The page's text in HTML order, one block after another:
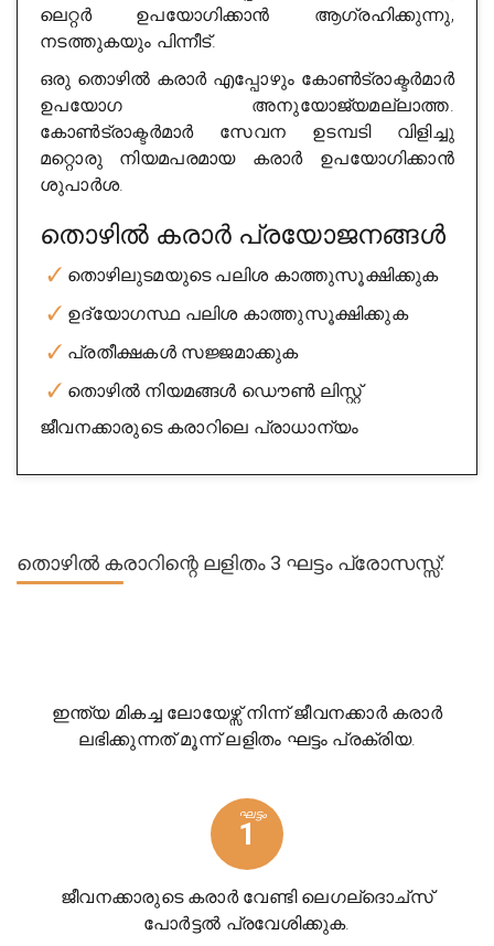
ലെറ്റർ ഉപയോഗിക്കാൻ ആഗ്രഹിക്കുന്നു,
നടത്തുകയും പിന്നീട്.
ഒരു തൊഴിൽ കരാർ എപ്പോഴും കോൺട്രാക്ടർമാർ
ഉപയോഗ അനുയോജ്യമല്ലാത്ത.
കോൺട്രാക്ടർമാർ സേവന ഉടമ്പടി വിളിച്ചു
മറ്റൊരു നിയമപരമായ കരാർ ഉപയോഗിക്കാൻ
ശുപാർശ.
തൊഴിൽ കരാർ പ്രയോജനങ്ങൾ
തൊഴിലുടമയുടെ പലിശ കാത്തുസൂക്ഷിക്കുക
ഉദ്യോഗസ്ഥ പലിശ കാത്തുസൂക്ഷിക്കുക
പ്രതീക്ഷകൾ സജ്ജമാക്കുക
തൊഴിൽ നിയമങ്ങൾ ഡൌൺ ലിസ്റ്റ്
ജീവനക്കാരുടെ കരാറിലെ പ്രാധാന്യം
തൊഴിൽ കരാറിന്റെ ലളിതം 3 ഘട്ടം പ്രോസസ്സ്:
ഇന്ത്യ മികച്ച ലോയേഴ്സ് നിന്ന് ജീവനക്കാർ കരാർ
ലഭിക്കുന്നത് മൂന്ന് ലളിതം ഘട്ടം പ്രക്രിയ.
ഘട്ടം
1
ജീവനക്കാരുടെ കരാർ വേണ്ടി ലെഗല്ദൊച്സ്
പോർട്ടൽ പ്രവേശിക്കുക.